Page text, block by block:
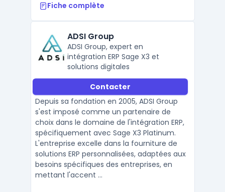
Fiche complète
ADSI Group
ADSI Group, expert en
intégration ERP Sage X3 et
solutions digitales
Contacter
Depuis sa fondation en 2005, ADSI Group
s'est imposé comme un partenaire de
choix dans le domaine de l'intégration ERP,
spécifiquement avec Sage X3 Platinum.
L'entreprise excelle dans la fourniture de
solutions ERP personnalisées, adaptées aux
besoins spécifiques des entreprises, en
mettant l'accent ...